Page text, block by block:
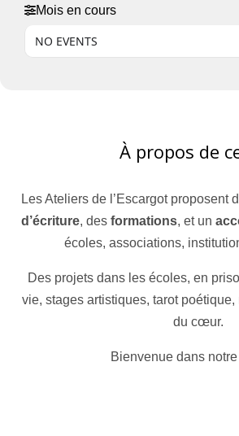
Mois en cours
NO EVENTS
À propos de
Les Ateliers de l’Escargot proposent
d’écriture, des formations, et un
écoles, associations,
Des projets dans les écoles, en
vie, stages artistiques, tarot
du cœur.
Bienvenue dans